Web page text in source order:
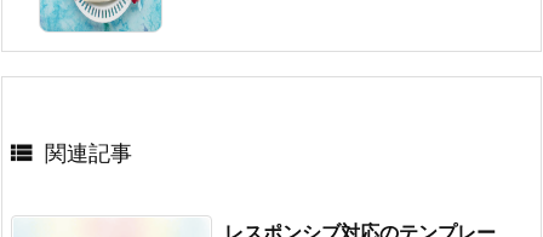
 関連記事
レスポンシブ対応のテンプレー